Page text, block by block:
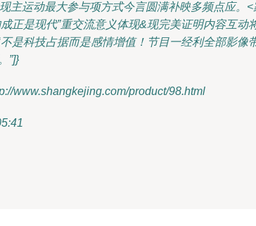
主运动最大参与项方式今言圆满补映多频点应
正是现代”重交流意义体现&现完美证明内容互
是科技占据而是感情增值！节目一经利全部影
”]}
www.shangkejing.com/product/98.html